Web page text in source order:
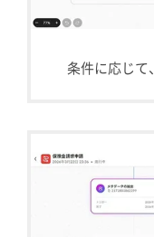
条件に応じて